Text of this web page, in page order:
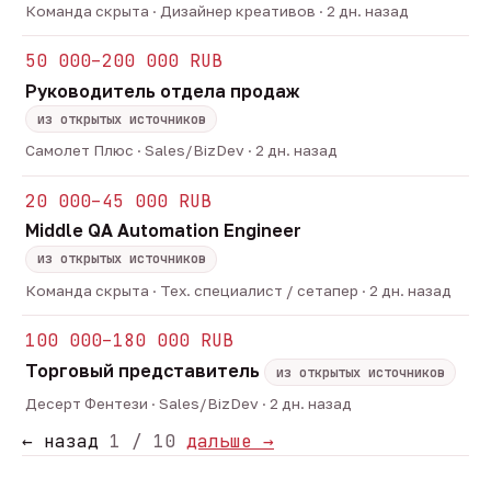
Команда скрыта · Дизайнер креативов · 2 дн. назад
50 000–200 000 RUB
Руководитель отдела продаж
из открытых источников
Самолет Плюс · Sales/BizDev · 2 дн. назад
20 000–45 000 RUB
Middle QA Automation Engineer
из открытых источников
Команда скрыта · Тех. специалист / сетапер · 2 дн. назад
100 000–180 000 RUB
Торговый представитель
из открытых источников
Десерт Фентези · Sales/BizDev · 2 дн. назад
← назад 1 / 10 дальше →